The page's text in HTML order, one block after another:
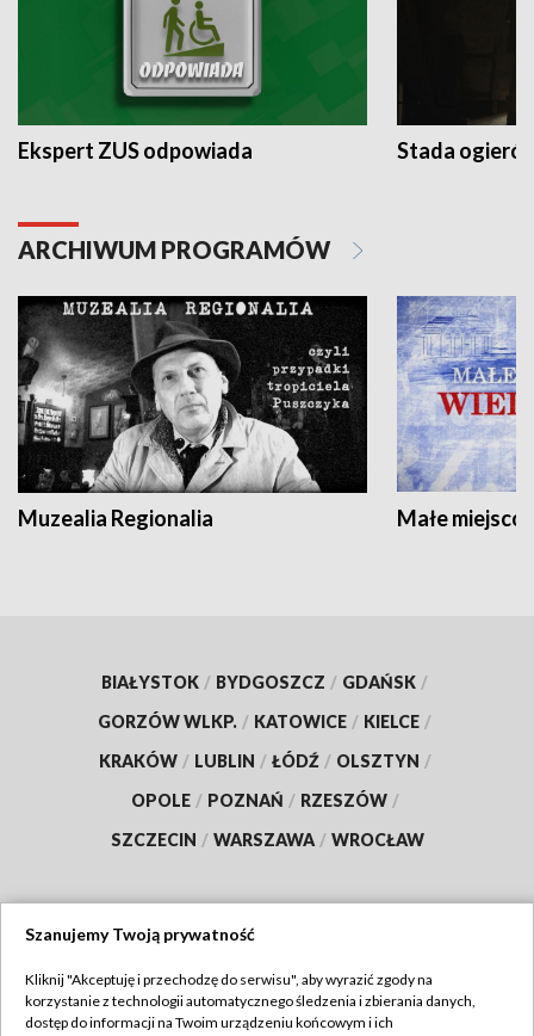
Ekspert ZUS odpowiada Stada
ARCHIWUM PROGRAMÓW
Muzealia Regionalia Małe
BIAŁYSTOK / BYDGOSZCZ / GDAŃSK /
GORZÓW WLKP. / KATOWICE / KIELCE /
KRAKÓW / LUBLIN / ŁÓDŹ / OLSZTYN /
OPOLE / POZNAŃ / RZESZÓW /
SZCZECIN / WARSZAWA / WROCŁAW
TVP
Szanujemy Twoją prywatność
Kliknij "Akceptuję i przechodzę do serwisu", aby wyrazić zgody na
korzystanie z technologii automatycznego śledzenia i zbierania danych,
dostęp do informacji na Twoim urządzeniu końcowym i ich